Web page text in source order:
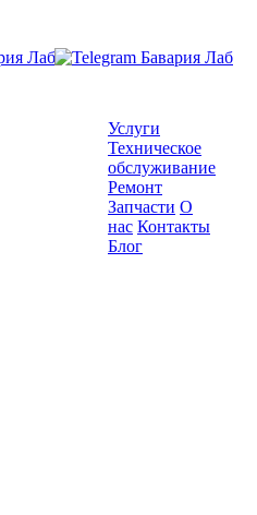
Услуги
Техническое
обслуживание
Ремонт
Запчасти О
нас Контакты
Блог